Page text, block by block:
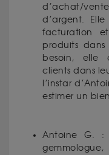
d’achat/vente
d’argent.
facturation
produits
besoin, elle
clients dans
l’instar
estimer un
Antoine G. :